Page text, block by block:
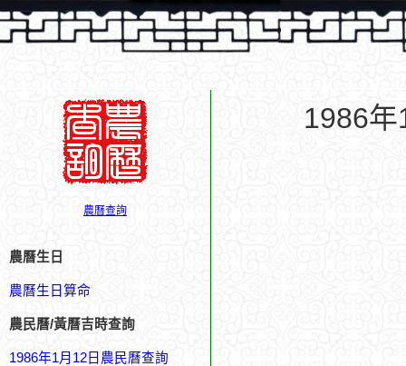
農曆查詢
農曆生日
農曆生日算命
農民曆/黃曆吉時查詢
1986年1月12日農民曆查詢
1986